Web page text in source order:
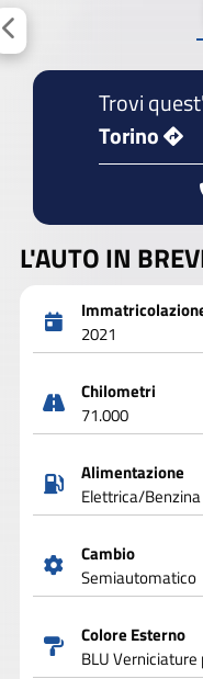
Trovi
Torino
L'AUTO IN
2021
Chilometri
71.000
Alimentazione
Elettrica/Benzina
Cambio
Semiautomatico
Colore Esterno
BLU